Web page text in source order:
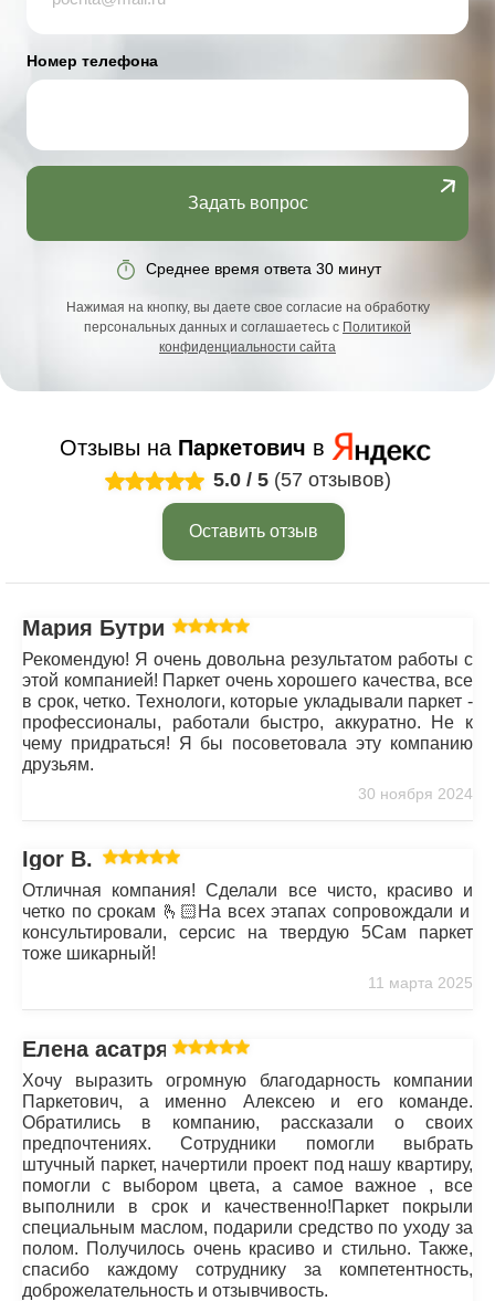
Номер телефона
Задать вопрос
Среднее время ответа 30 минут
Нажимая на кнопку, вы даете свое согласие на обработку
персональных данных и соглашаетесь с Политикой
конфиденциальности сайта
Отзывы на Паркетович в
5.0 / 5 (57 отзывов)
Оставить отзыв
Мария Бутрим
Рекомендую! Я очень довольна результатом работы с
этой компанией! Паркет очень хорошего качества, все
в срок, четко. Технологи, которые укладывали паркет -
профессионалы, работали быстро, аккуратно. Не к
чему придраться! Я бы посоветовала эту компанию
друзьям.
30 ноября 2024
Igor B.
Отличная компания! Сделали все чисто, красиво и
четко по срокам 🫰🏻На всех этапах сопровождали и
консультировали, серсис на твердую 5Сам паркет
тоже шикарный!
11 марта 2025
Елена асатрян
Хочу выразить огромную благодарность компании
Паркетович, а именно Алексею и его команде.
Обратились в компанию, рассказали о своих
предпочтениях. Сотрудники помогли выбрать
штучный паркет, начертили проект под нашу квартиру,
помогли с выбором цвета, а самое важное , все
выполнили в срок и качественно!Паркет покрыли
специальным маслом, подарили средство по уходу за
полом. Получилось очень красиво и стильно. Также,
спасибо каждому сотруднику за компетентность,
доброжелательность и отзывчивость.